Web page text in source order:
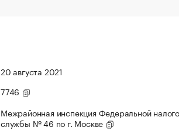
20 августа 2021
7746
Межрайонная инспекция Федеральной
службы № 46 по г. Москве